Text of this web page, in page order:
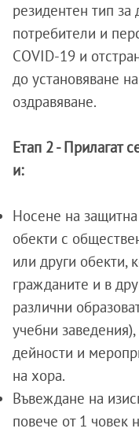
резидентен тип за
потребители и
COVID-19 и
до установяване
оздравяване.
Етап 2 - Прилагат
и:
Носене на
обекти с
или други обекти,
гражданите и в
различни
учебни
дейности и
на хора.
Въвеждане на
повече от 1 човек